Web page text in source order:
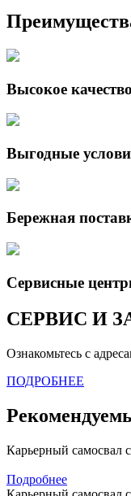
Высокое
Выгодные
Бережная
Сервисные
СЕРВИС И
Ознакомьтесь с
ПОДРОБНЕЕ
Карьерный самосвал
Подробнее